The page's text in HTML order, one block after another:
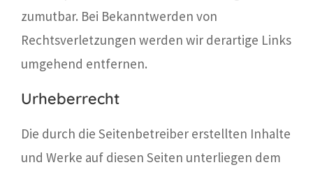
zumutbar. Bei Bekanntwerden von
Rechtsverletzungen werden wir derartige Links
umgehend entfernen.
Urheberrecht
Die durch die Seitenbetreiber erstellten Inhalte
und Werke auf diesen Seiten unterliegen dem